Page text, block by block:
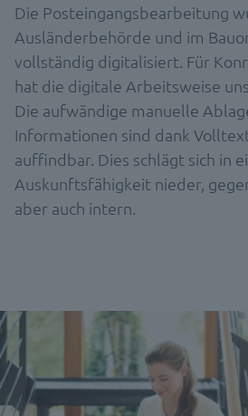
Die Posteingangsbearbeitung
Ausländerbehörde und im
vollständig digitalisiert. Für
hat die digitale Arbeitsweise
Die aufwändige manuelle
Informationen sind dank
auffindbar. Dies schlägt sich in
Auskunftsfähigkeit nieder,
aber auch intern.